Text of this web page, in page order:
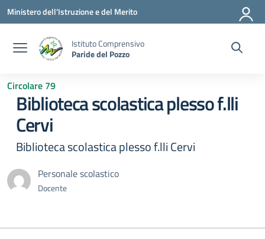
Vai ai contenuti
Vai al menu di navigazione
Vai al footer
Ministero dell'Istruzione e del Merito
Istituto Comprensivo
Paride del Pozzo
Circolare 79
Biblioteca scolastica plesso f.lli
Cervi
Biblioteca scolastica plesso f.lli Cervi
Personale scolastico
Docente